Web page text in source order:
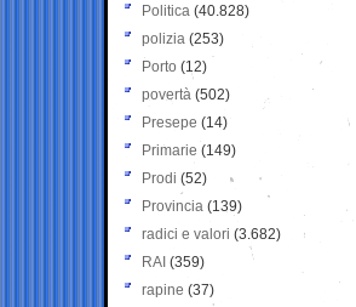
Politica (40.828)
polizia (253)
Porto (12)
povertà (502)
Presepe (14)
Primarie (149)
Prodi (52)
Provincia (139)
radici e valori (3.682)
RAI (359)
rapine (37)